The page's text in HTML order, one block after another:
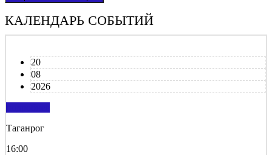
КАЛЕНДАРЬ СОБЫТИЙ
20
08
2026
Таганрог
16:00